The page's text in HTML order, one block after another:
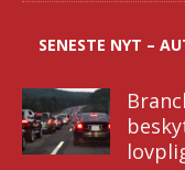
SENESTE NYT –